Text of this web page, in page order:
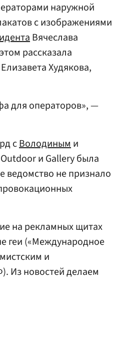
наружной
с изображениями
Вячеслава
рассказала
Худякова,
для операторов», —
сВолодиными
и Gallery была
ведомство не признало
на рекламных щитах
геи («Международное
и
Из новостей делаем